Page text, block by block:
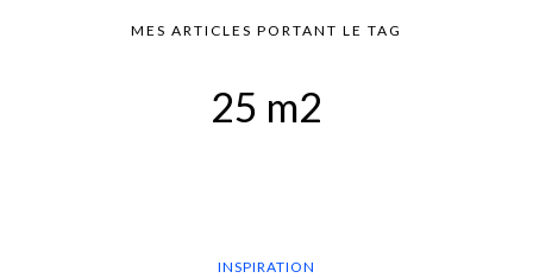
MES ARTICLES PORTANT LE TAG
25 m2
INSPIRATION